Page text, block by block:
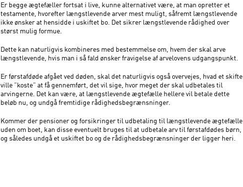
Er begge ægtefæller fortsat i live, kunne alternativet være, at man opretter et
testamente, hvorefter længstlevende arver mest muligt, såfremt længstlevende
ikke ønsker at hensidde i uskiftet bo. Det sikrer længstlevende rådighed over
størst mulig formue.
Dette kan naturligvis kombineres med bestemmelse om, hvem der skal arve
længstlevende, hvis man i så fald ønsker fravigelse af arvelovens udgangspunkt.
Er førstafdøde afgået ved døden, skal det naturligvis også overvejes, hvad et skifte
ville ”koste” at få gennemført, det vil sige, hvor meget der skal udbetales til
arvingerne. Det kan være, at længstlevende ægtefælle hellere vil betale dette
beløb nu, og undgå fremtidige rådighedsbegrænsninger.
Kommer der pensioner og forsikringer til udbetaling til længstlevende ægtefælle
uden om boet, kan disse eventuelt bruges til at udbetale arv til førstafdødes børn,
og således undgå et uskiftet bo og de rådighedsbegrænsninger der ligger heri.